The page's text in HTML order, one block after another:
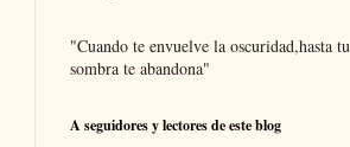
"Cuando te envuelve la oscuridad,hasta tu
sombra te abandona"
A seguidores y lectores de este blog